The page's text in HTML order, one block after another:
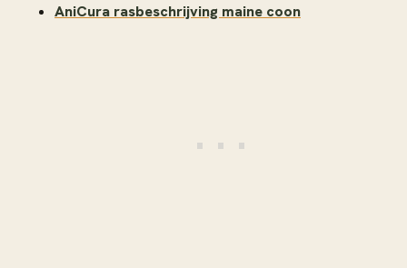
AniCura rasbeschrijving maine coon